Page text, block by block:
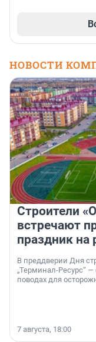
НОВОСТИ
Строители
встречают
праздник на
В преддверии Дня
„Терминал-Ресурс“
поводах для
7 августа, 18:00